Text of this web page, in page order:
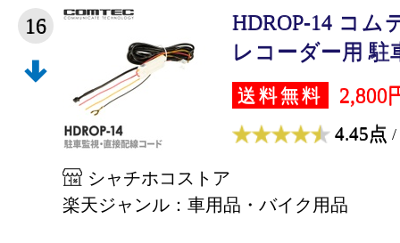
16
HDROP-14 コ
レコーダー用 駐
送料無料 2,800
4.45点 /
シャチホコストア
楽天ジャンル：車用品・バイク用品